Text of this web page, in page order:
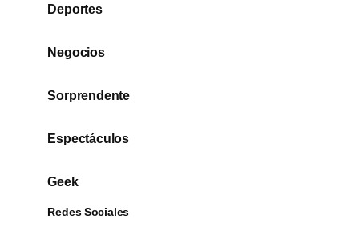
Deportes
Negocios
Sorprendente
Espectáculos
Geek
Redes Sociales